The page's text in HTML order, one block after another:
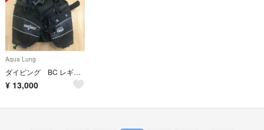
Aqua Lung
ダイビング BC レギュレター クエスト ダイビングベル 他
¥ 13,000